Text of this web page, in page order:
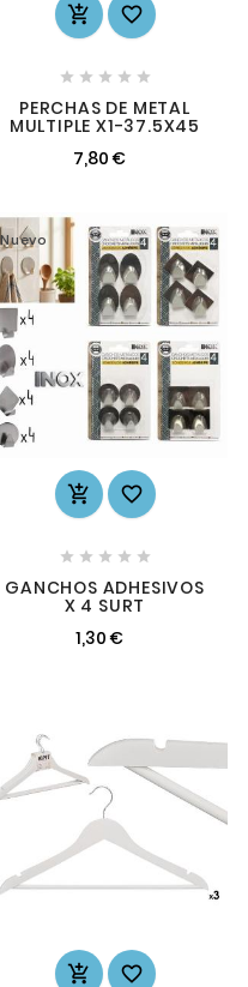
 
    
PERCHAS DE METAL
MULTIPLE X1-37.5X45
7,80 €
Nuevo
 
    
GANCHOS ADHESIVOS
X 4 SURT
1,30 €
 